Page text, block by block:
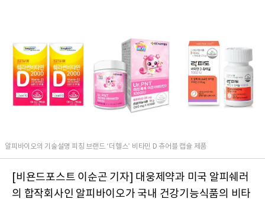
알피바이오의 기술설명 피칭 브랜드 ‘더헬스’ 비타민 D 츄어블 캡슐 제품
[비욘드포스트 이순곤 기자] 대웅제약과 미국 알피쉐러
의 합작회사인 알피바이오가 국내 건강기능식품의 비타